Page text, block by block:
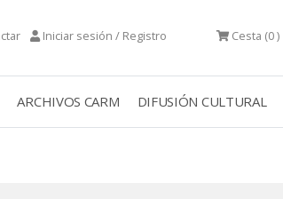
Iniciar sesión / Registro Cesta (0 )
ARCHIVOS CARM DIFUSIÓN CULTURAL